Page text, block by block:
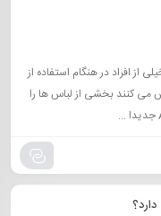
از افراد در هنگام استفاده از
کنند بخشی از لباس ها را